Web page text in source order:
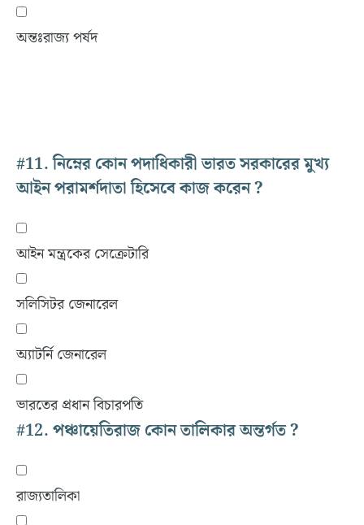
অন্তঃরাজ্য পর্ষদ
#11.নিম্নের কোন পদাধিকারী ভারত সরকারের মুখ্য
আইন পরামর্শদাতা হিসেবে কাজ করেন ?
আইন মন্ত্রকের সেক্রেটারি
সলিসিটর জেনারেল
অ্যাটর্নি জেনারেল
ভারতের প্রধান বিচারপতি
#12.পঞ্চায়েতিরাজ কোন তালিকার অন্তর্গত ?
রাজ্যতালিকা